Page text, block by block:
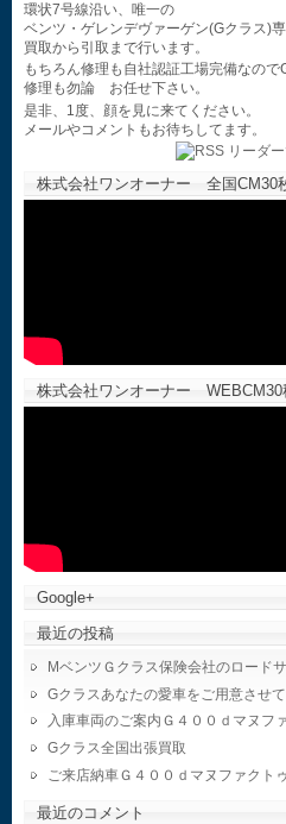
環状7号線沿い、唯一の
ベンツ・ゲレンデヴァーゲン(Gクラス)
買取から引取まで行います。
もちろん修理も自社認証工場完備なので
修理も勿論 お任せ下さい。
是非、1度、顔を見に来てください。
メールやコメントもお待ちしてます。
株式会社ワンオーナー 全国
株式会社ワンオーナー WEBCM30
Google+
最近の投稿
MベンツＧクラス保険会社のロード
Gクラスあなたの愛車をご用意させ
入庫車両のご案内Ｇ４００ｄマヌフ
Gクラス全国出張買取
ご来店納車Ｇ４００ｄマヌファクト
最近のコメント